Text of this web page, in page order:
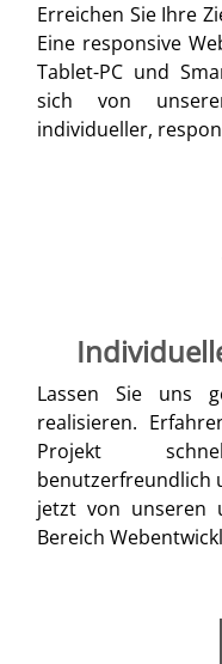
Erreichen Sie Ihre
Eine responsive
Tablet-PC und
sich von
individueller,
Lassen Sie uns
realisieren.
Projekt
benutzerfreundlich
jetzt von unseren
Bereich